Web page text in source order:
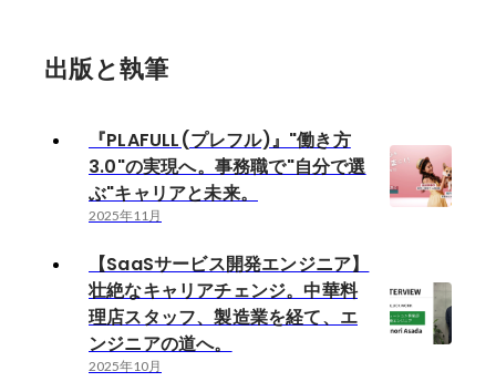
出版と執筆
『PLAFULL(プレフル)』"働き方
3.0"の実現へ。事務職で"自分で選
ぶ"キャリアと未来。
2025年11月
【SaaSサービス開発エンジニア】
壮絶なキャリアチェンジ。中華料
理店スタッフ、製造業を経て、エ
ンジニアの道へ。
2025年10月